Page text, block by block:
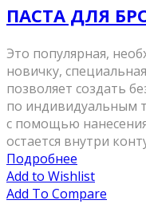
ПАСТА ДЛЯ
Это популярная,
новичку,
позволяет создать
по индивидуальным
с помощью
остается внутри
Подробнее
Add to Wishlist
Add To Compare